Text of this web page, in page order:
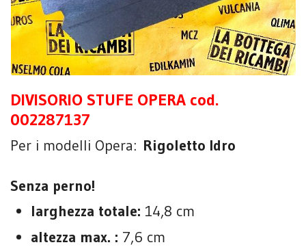
DIVISORIO STUFE OPERA cod.
002287137
Per i modelli Opera: Rigoletto Idro
Senza perno!
larghezza totale: 14,8 cm
altezza max. : 7,6 cm